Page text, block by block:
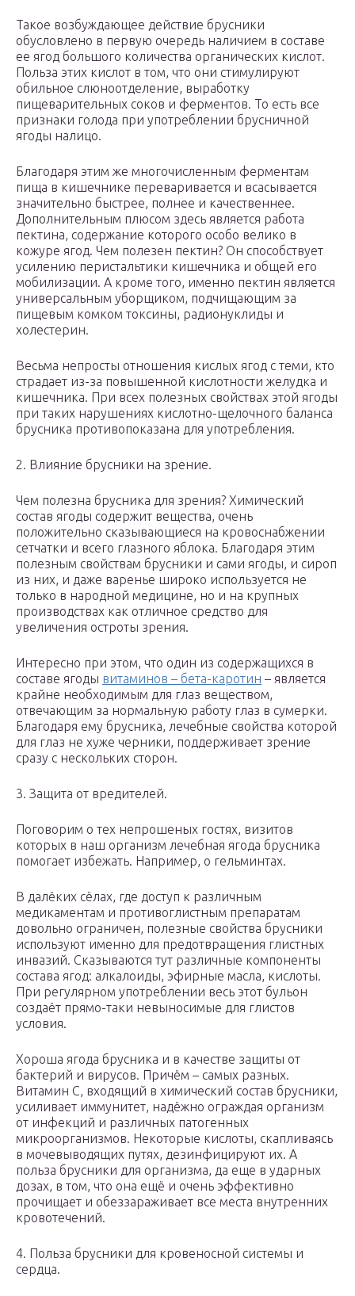
Такое возбуждающее действие брусники
обусловлено в первую очередь наличием в составе
ее ягод большого количества органических кислот.
Польза этих кислот в том, что они стимулируют
обильное слюноотделение, выработку
пищеварительных соков и ферментов. То есть все
признаки голода при употреблении брусничной
ягоды налицо.
Благодаря этим же многочисленным ферментам
пища в кишечнике переваривается и всасывается
значительно быстрее, полнее и качественнее.
Дополнительным плюсом здесь является работа
пектина, содержание которого особо велико в
кожуре ягод. Чем полезен пектин? Он способствует
усилению перистальтики кишечника и общей его
мобилизации. А кроме того, именно пектин является
универсальным уборщиком, подчищающим за
пищевым комком токсины, радионуклиды и
холестерин.
Весьма непросты отношения кислых ягод с теми, кто
страдает из-за повышенной кислотности желудка и
кишечника. При всех полезных свойствах этой ягоды
при таких нарушениях кислотно-щелочного баланса
брусника противопоказана для употребления.
2. Влияние брусники на зрение.
Чем полезна брусника для зрения? Химический
состав ягоды содержит вещества, очень
положительно сказывающиеся на кровоснабжении
сетчатки и всего глазного яблока. Благодаря этим
полезным свойствам брусники и сами ягоды, и сироп
из них, и даже варенье широко используется не
только в народной медицине, но и на крупных
производствах как отличное средство для
увеличения остроты зрения.
Интересно при этом, что один из содержащихся в
составе ягоды витаминов – бета-каротин – является
крайне необходимым для глаз веществом,
отвечающим за нормальную работу глаз в сумерки.
Благодаря ему брусника, лечебные свойства которой
для глаз не хуже черники, поддерживает зрение
сразу с нескольких сторон.
3. Защита от вредителей.
Поговорим о тех непрошеных гостях, визитов
которых в наш организм лечебная ягода брусника
помогает избежать. Например, о гельминтах.
В далёких сёлах, где доступ к различным
медикаментам и противоглистным препаратам
довольно ограничен, полезные свойства брусники
используют именно для предотвращения глистных
инвазий. Сказываются тут различные компоненты
состава ягод: алкалоиды, эфирные масла, кислоты.
При регулярном употреблении весь этот бульон
создаёт прямо-таки невыносимые для глистов
условия.
Хороша ягода брусника и в качестве защиты от
бактерий и вирусов. Причём – самых разных.
Витамин С, входящий в химический состав брусники,
усиливает иммунитет, надёжно ограждая организм
от инфекций и различных патогенных
микроорганизмов. Некоторые кислоты, скапливаясь
в мочевыводящих путях, дезинфицируют их. А
польза брусники для организма, да еще в ударных
дозах, в том, что она ещё и очень эффективно
прочищает и обеззараживает все места внутренних
кровотечений.
4. Польза брусники для кровеносной системы и
сердца.